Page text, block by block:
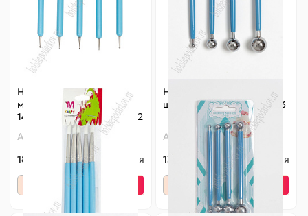
Набор стеков с
маленькими шариками
14,5 см (5 шт) SF-5503, №2
Артикул:
140-622
185 ₽
Оптовая
+
Набор стеков с
шариками (4 шт) SF-5503
Артикул:
140-550
132 ₽
Оптовая
+